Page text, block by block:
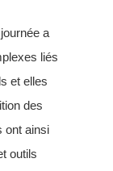
a
liés
et elles
des
ont ainsi
outils